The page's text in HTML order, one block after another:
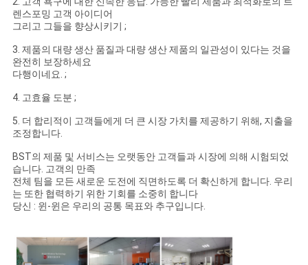
렌스포밍 고객 아이디어
그리고 그들을 향상시키기 ;
3. 제품의 대량 생산 품질과 대량 생산 제품의 일관성이 있다는 것을
완전히 보장하세요
다행이네요. ;
4. 고효율 도분 ;
5. 더 합리적이 고객들에게 더 큰 시장 가치를 제공하기 위해, 지출을
조정합니다.
BST의 제품 및 서비스는 오랫동안 고객들과 시장에 의해 시험되었
습니다. 고객의 만족
전체 팀을 모든 새로운 도전에 직면하도록 더 확신하게 합니다. 우리
는 또한 협력하기 위한 기회를 소중히 합니다
당신 : 윈-윈은 우리의 공통 목표와 추구입니다.